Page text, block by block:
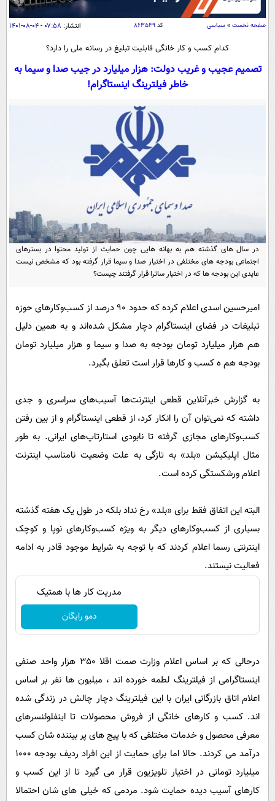
اقتصاد
اقتصادی
خودرو
جامعه
اجتماعی
حوادث
سلامت
یک برش دانایی
محیط زیست
سفر و تفریح
ورزشی
بین الملل
سیاست خارجی
فرهنگ و هنر
علم و دانش
فناوری و It
علمی
اخبار کریپتو
قرآن
گوناگون
سرگرمی
باشگاه مغز
مجله تصویری سلاح
فیلم
اقتصاد
ورزش
سیاست
سرگرمی
گوناگون
حوادث
فرهنگی
بین الملل
اجتماعی
سیاست خارجی
عصر ایران 2
خواندنی ها و دیدنی ها
داستان کوتاه
پیامک
آشپزی
دانلود
آموزش زبان
صفحه نخست » سیاسی کد۸۶۳۵۴۹ انتشار: ۰۷:۵۸ - ۰۴-۰۸-۱۴۰۱
کدام کسب و کار خانگی قابلیت تبلیغ در رسانه ملی را دارد؟
تصمیم عجیب و غریب دولت: هزار میلیارد در جیب صدا و سیما به
خاطر فیلترینگ اینستاگرام!
در سال های گذشته هم به بهانه هایی چون حمایت از تولید محتوا در بسترهای
اجتماعی بودجه های مختلفی در اختیار صدا و سیما قرار گرفته بود که مشخص نیست
عایدی این بودجه ها که در اختیار ساترا قرار گرفتند چیست؟
امیرحسین اسدی اعلام کرده که حدود ۹۰ درصد از کسب‌وکارهای حوزه
تبلیغات در فضای اینستاگرام دچار مشکل شده‌اند و به همین دلیل
هم هزار میلیارد تومان بودجه به صدا و سیما و هزار میلیارد تومان
بودجه هم ه کسب و کارها قرار است تعلق بگیرد.
به گزارش خبرآنلاین قطعی اینترنت‌ها آسیب‌های سراسری و جدی
داشته که نمی‌توان آن را انکار کرد، از قطعی اینستاگرام و از بین رفتن
کسب‌وکارهای مجازی گرفته تا نابودی استارتاپ‌های ایرانی. به طور
مثال اپلیکیشن «بلد» به تازگی به علت وضعیت نامناسب اینترنت
اعلام ورشکستگی کرده است.
البته این اتفاق فقط برای «بلد» رخ نداد بلکه در طول یک هفته گذشته
بسیاری از کسب‌وکارهای دیگر به ویژه کسب‌وکارهای نوپا و کوچک
اینترنتی رسما اعلام کردند که با توجه به شرایط موجود قادر به ادامه
فعالیت نیستند.
مدریت کار ها با همتیک
دمو رایگان
درحالی که بر اساس اعلام وزارت صمت اقلا 350 هزار واحد صنفی
اینستاگرامی از فیلترینگ لطمه خورده اند ، میلیون ها نفر بر اساس
اعلام اتاق بازرگانی ایران با این فیلترینگ دچار چالش در زندگی شده
اند. کسب و کارهای خانگی از فروش محصولات تا اینفلوئنسرهای
معرفی محصول و خدمات مختلفی که با پیج های پر بیننده شان کسب
درآمد می کردند. حالا اما برای حمایت از این افراد ردیف بودجه 1000
میلیارد تومانی در اختیار تلویزیون قرار می گیرد تا از این کسب و
کارهای آسیب دیده حمایت شود. مردمی که خیلی های شان احتمالا